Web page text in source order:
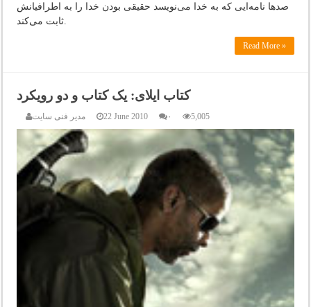
صدها نامه‌ایی که به خدا می‌نویسد حقیقی بودن خدا را به اطرافیانش
Read More »
کتاب ایلای: یک کتاب و دو رویکرد
مدیر فنی سایت 22 June 2010 ۰ 5,005